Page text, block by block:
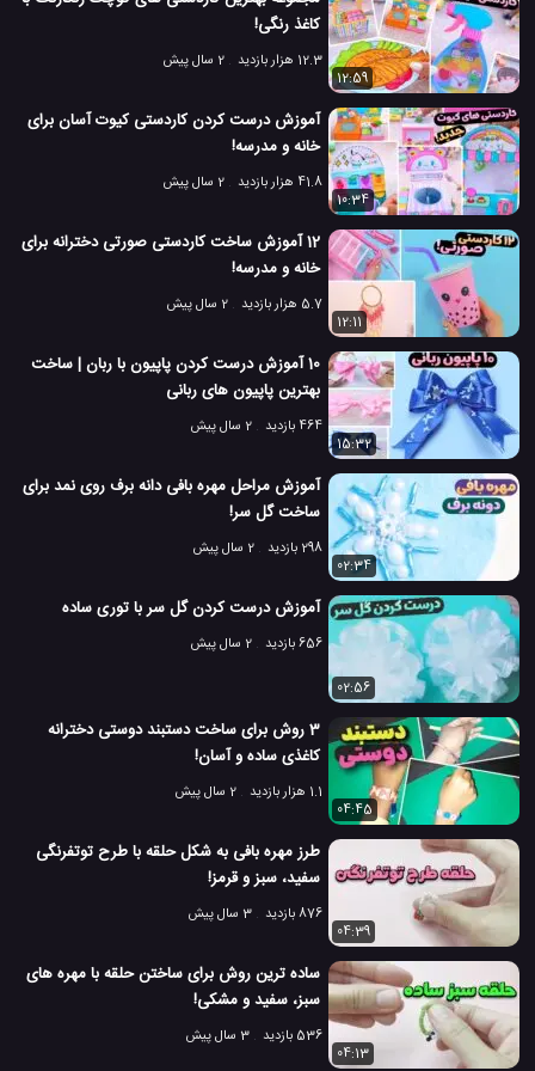
کاغذ رنگی!
12.3 هزار بازدید
2 سال پیش
12:59
آموزش درست کردن کاردستی کیوت آسان برای
خانه و مدرسه!
41.8 هزار بازدید
2 سال پیش
10:34
12 آموزش ساخت کاردستی صورتی دخترانه برای
خانه و مدرسه!
5.7 هزار بازدید
2 سال پیش
12:11
10 آموزش درست کردن پاپیون با ربان | ساخت
بهترین پاپیون های ربانی
464 بازدید
2 سال پیش
15:32
آموزش مراحل مهره بافی دانه برف روی نمد برای
ساخت گل سر!
298 بازدید
2 سال پیش
02:34
آموزش درست کردن گل سر با توری ساده
656 بازدید 2 سال پیش
02:56
3 روش برای ساخت دستبند دوستی دخترانه
کاغذی ساده و آسان!
1.1 هزار بازدید
2 سال پیش
04:45
طرز مهره بافی به شکل حلقه با طرح توتفرنگی
سفید، سبز و قرمز!
876 بازدید
3 سال پیش
04:39
ساده ترین روش برای ساختن حلقه با مهره های
سبز، سفید و مشکی!
536 بازدید
3 سال پیش
04:13